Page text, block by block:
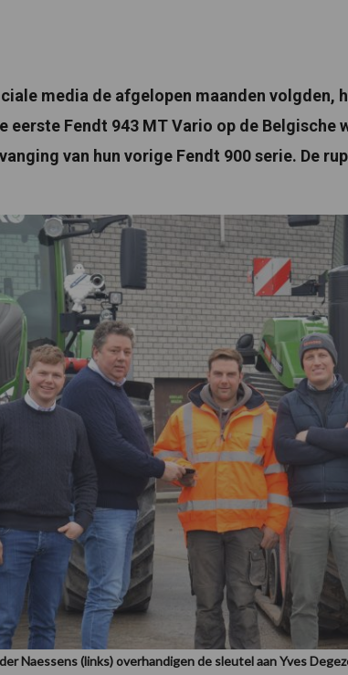
media de afgelopen maanden volgden,
eerste Fendt 943 MT Vario op de Belgische
van hun vorige Fendt 900 serie. De
Naessens (links) overhandigen de sleutel aan Yves